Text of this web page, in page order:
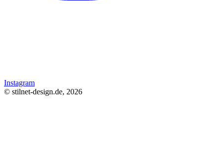
Instagram
© stilnet-design.de, 2026